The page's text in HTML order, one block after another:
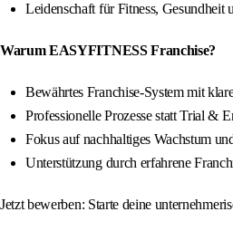
Leidenschaft für Fitness, Gesundheit
Warum EASYFITNESS Franchise?
Bewährtes Franchise-System mit
Professionelle Prozesse statt Trial &
Fokus auf nachhaltiges Wachstum
Unterstützung durch erfahrene
Jetzt bewerben: Starte deine